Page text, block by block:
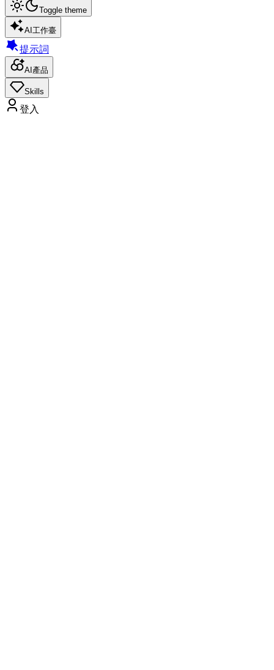
Toggle theme
AI工作臺
提示詞
AI產品
Skills
登入